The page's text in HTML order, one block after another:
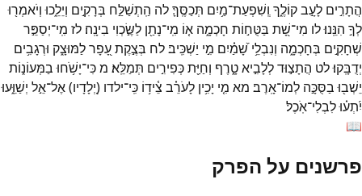
הֲתָרִ֣ים לָעָ֣בקוֹלֶ֑ךָ וְֽשִׁפְעַת־מַ֥יִם תְּכַסֶּֽךָּ׃לה הַֽתְשַׁלַּ֣ח בְּרָקִ֣ים וְיֵלֵ֑כוּ וְיֹאמְר֖וּ
לְךָ֣ הִנֵּֽנוּ׃לו מִי־שָׁ֭ת בַּטֻּח֣וֹת חָכְמָ֑ה א֤וֹ מִֽי־נָתַ֖ן לַשֶּׂ֣כְוִי בִינָֽה׃ לז מִֽי־יְסַפֵּ֣ר
שְׁחָקִ֣ים בְּחָכְמָ֑ה וְנִבְלֵ֥י שָׁ֝מַ֗יִם מִ֣י יַשְׁכִּֽיב׃לח בְּצֶ֣קֶתעָ֭פָרלַמּוּצָ֑ק וּרְגָבִ֥ים
יְדֻבָּֽקוּ׃לט הֲתָצ֣וּדלְלָבִ֣יאטָ֑רֶף וְחַיַּ֖תכְּפִירִ֣ים תְּמַלֵּֽא׃ מכִּי־יָשֹׁ֥חוּ בַמְּעוֹנ֑וֹת
יֵשְׁב֖וּ בַסֻּכָּ֣ה לְמוֹ־אָֽרֶב׃ מא מִ֤י יָכִ֥ין לָעֹרֵ֗ב צֵ֫יד֥וֹ כִּֽי־ילדו (יְ֭לָדָיו)אֶל־אֵ֣ל יְשַׁוֵּ֑עוּ
יִ֝תְע֗וּלִבְלִי־אֹֽכֶל׃
📖
פרשנים על הפרק